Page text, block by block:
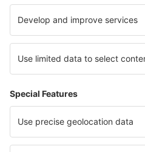
Ubytování v Horních Taurech
Ubytování ve West Grand Bahama